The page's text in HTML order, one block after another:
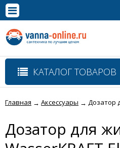
Полная версия сайта
КАТАЛОГ ТОВАРОВ
Главная → Аксессуары → Дозатор
Дозатор для